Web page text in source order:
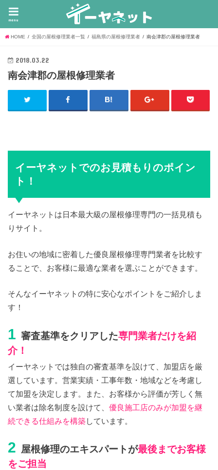
menu
HOME 全国の屋根修理業者一覧 福島県の屋根修理業者 南会津郡の屋根修理業者
2018.03.22
南会津郡の屋根修理業者
イーヤネットでのお見積もりのポイン
ト！
イーヤネットは日本最大級の屋根修理専門の一括見積も
りサイト。
お住いの地域に密着した優良屋根修理専門業者を比較す
ることで、お客様に最適な業者を選ぶことができます。
そんなイーヤネットの特に安心なポイントをご紹介しま
す！
1 審査基準をクリアした専門業者だけを紹
介！
イーヤネットでは独自の審査基準を設けて、加盟店を厳
選しています。営業実績・工事年数・地域などを考慮し
て加盟を決定します。また、お客様から評価が芳しく無
い業者は除名制度を設けて、優良施工店のみが加盟を継
続できる仕組みを構築しています。
2 屋根修理のエキスパートが最後までお客様
をご担当